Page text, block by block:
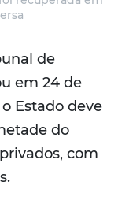
de
em 24 de
Estado deve
do
com